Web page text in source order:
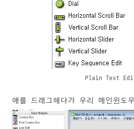
Plain Text
얘를 드래그해다가 우리 메인윈도